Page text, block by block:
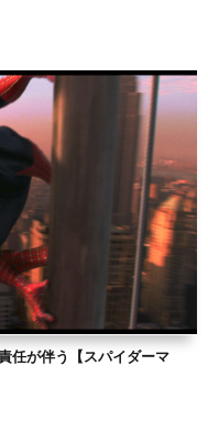
任が伴う【スパイダーマ